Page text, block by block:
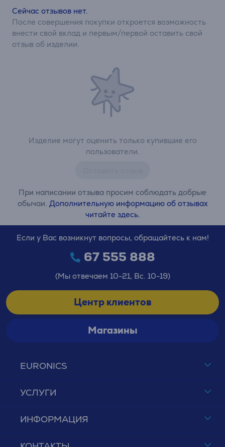
Изделие могут оценить только купившие его
пользователи.
При написании отзыва просим соблюдать добрые
обычаи. Дополнительную информацию об отзывах
читайте здесь.
Сейчас отзывов нет.
После совершения покупки откроется возможность
внести свой вклад и первым/первой оставить свой
отзыв об изделии.
EURONICS
УСЛУГИ
ИНФОРМАЦИЯ
Если у Вас возникнут вопросы, обращайтесь к нам!
67 555 888
(Мы отвечаем 10-21, Вс. 10-19)
Центр клиентов
Магазины